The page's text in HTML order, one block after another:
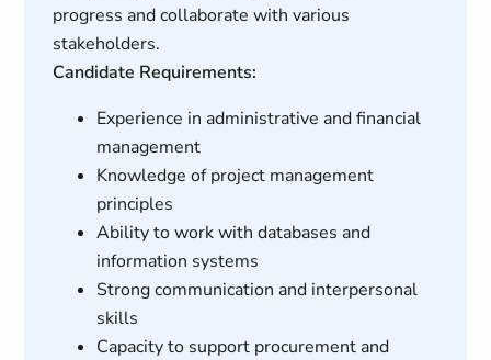
progress and collaborate with various
stakeholders.
Candidate Requirements:
Experience in administrative and financial
management
Knowledge of project management
principles
Ability to work with databases and
information systems
Strong communication and interpersonal
skills
Capacity to support procurement and